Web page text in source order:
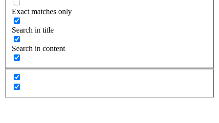
Exact matches only
Search in title
Search in content